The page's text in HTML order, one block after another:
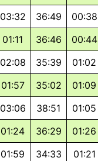
03:32 36:49 00:38
01:11 36:46 00:44
02:08 35:39 01:02
01:57 35:02 01:09
03:06 38:51 01:05
01:24 36:29 01:26
01:59 34:33 01:21